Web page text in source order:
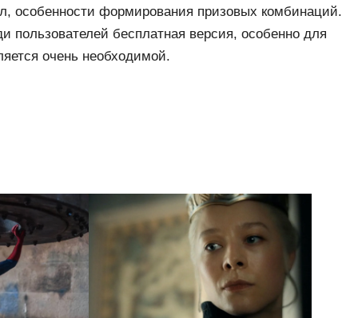
особенности формирования призовых комбинаций.
пользователей бесплатная версия, особенно для
очень необходимой.